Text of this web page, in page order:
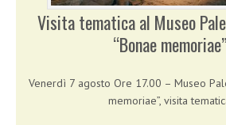
Visita tematica al Museo
“Bonae memoriae”
Venerdì 7 agosto Ore 17.00 – Museo
memoriae”, visita